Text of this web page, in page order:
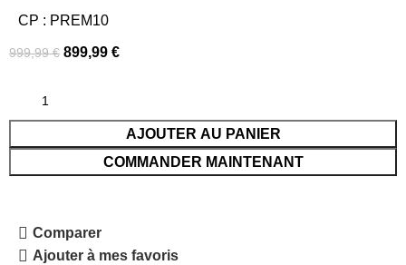
CP : PREM10
999,99€ 899,99€
AJOUTER AU PANIER
COMMANDER MAINTENANT
Comparer
Ajouter à mes favoris